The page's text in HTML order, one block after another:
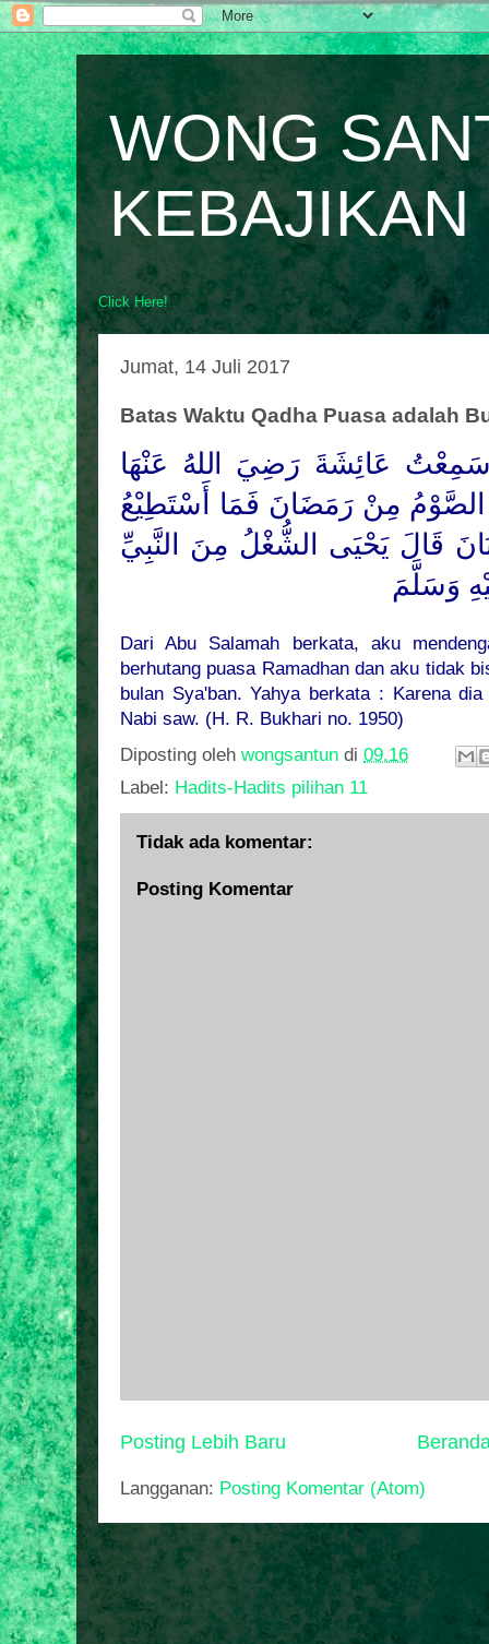
WONG
KEBAJIKAN
Click Here!
Jumat, 14 Juli 2017
Batas Waktu Qadha Puasa adalah
عَائِشَةَ رَضِيَ اللهُ عَنْهَا
مِنْ رَمَضَانَ فَمَا أَسْتَطِيْعُ
قَالَ يَحْيَى الشُّغْلُ مِنَ النَّبِيِّ
وَسَلَّمَ
Dari Abu Salamah berkata, aku
berhutang puasa Ramadhan dan aku tidak
bulan Sya'ban. Yahya berkata : Karena
Nabi saw. (H. R. Bukhari no. 1950)
Diposting oleh wongsantun di 09.16
Label: Hadits-Hadits pilihan 11
Tidak ada komentar:
Posting Komentar
Posting Lebih Baru
Langganan: Posting Komentar (Atom)